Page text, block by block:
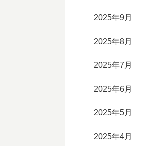
2025年9月
2025年8月
2025年7月
2025年6月
2025年5月
2025年4月